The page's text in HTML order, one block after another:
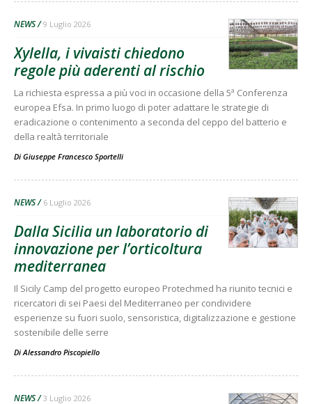
NEWS 9 Luglio 2026
Xylella, i vivaisti chiedono
regole più aderenti al rischio
La richiesta espressa a più voci in occasione della 5ª Conferenza
europea Efsa. In primo luogo di poter adattare le strategie di
eradicazione o contenimento a seconda del ceppo del batterio e
della realtà territoriale
Di Giuseppe Francesco Sportelli
NEWS 6 Luglio 2026
Dalla Sicilia un laboratorio di
innovazione per l’orticoltura
mediterranea
Il Sicily Camp del progetto europeo Protechmed ha riunito tecnici e
ricercatori di sei Paesi del Mediterraneo per condividere
esperienze su fuori suolo, sensoristica, digitalizzazione e gestione
sostenibile delle serre
DiAlessandro Piscopiello
NEWS 3 Luglio 2026